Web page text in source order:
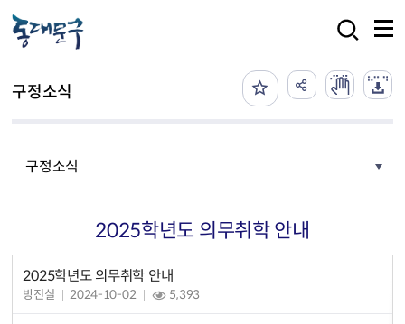
구정소식
구정소식
2025학년도 의무취학 안내
2025학년도 의무취학 안내
방진실 2024-10-02 5,393